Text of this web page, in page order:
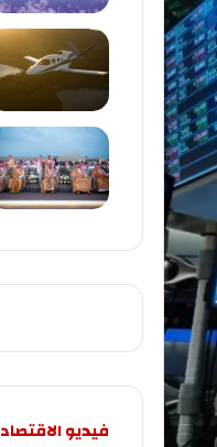
فيديو الاقتصاد